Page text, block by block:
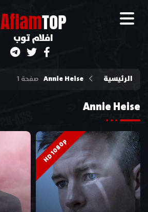
AflamTOP
افلام توب
الرئيسية Annie Heise صفحة 1
Annie Heise
HD 1080p